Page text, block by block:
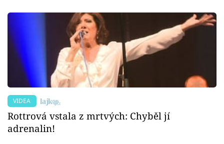
VIDEA
Rottrová vstala z mrtvých: Chyběl jí
adrenalin!